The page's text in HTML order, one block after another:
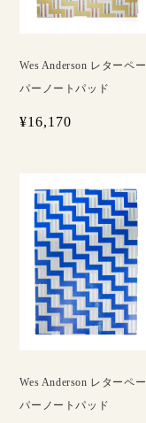
Wes Anderson レターペー
パーノートパッド
¥16,170
Wes Anderson レターペー
パーノートパッド